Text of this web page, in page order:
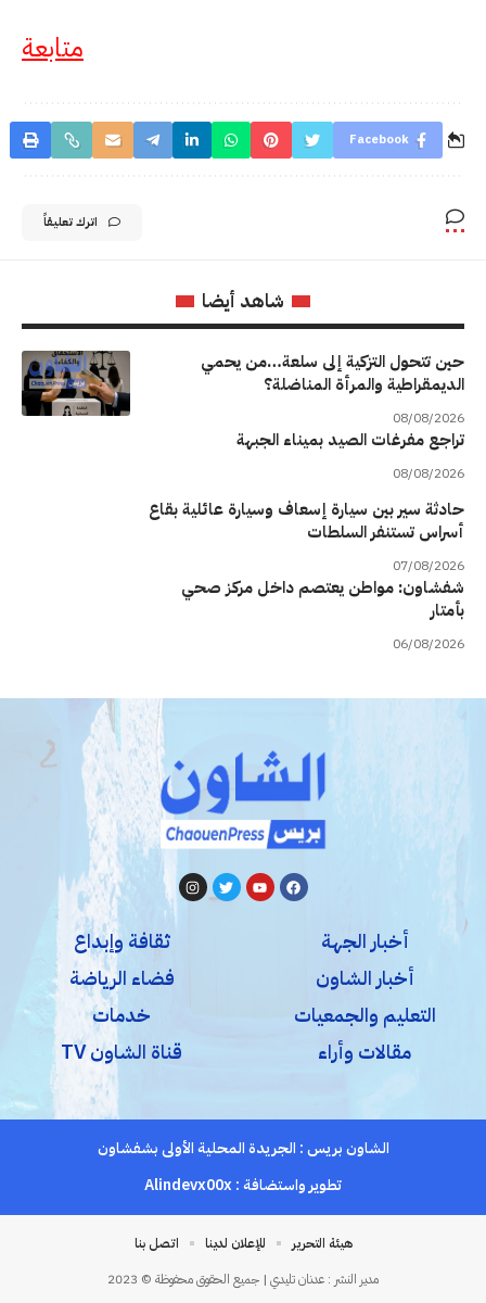
متابعة
Facebook
اترك تعليقاً
شاهد أيضا
حين تتحول التزكية إلى سلعة…من يحمي
الديمقراطية والمرأة المناضلة؟
08/08/2026
تراجع مفرغات الصيد بميناء الجبهة
08/08/2026
حادثة سير بين سيارة إسعاف وسيارة عائلية بقاع
أسراس تستنفر السلطات
07/08/2026
شفشاون: مواطن يعتصم داخل مركز صحي
بأمتار
06/08/2026
أخبار الجهة
أخبار الشاون
التعليم والجمعيات
مقالات وأراء
ثقافة وإبداع
فضاء الرياضة
خدمات
قناة الشاون TV
الشاون بريس : الجريدة المحلية الأولى بشفشاون
تطوير واستضافة : Alindevx00x
مدير النشر : عدنان تليدي | جميع الحقوق محفوظة © 2023
هيئة التحرير للإعلان لدينا اتصل بنا